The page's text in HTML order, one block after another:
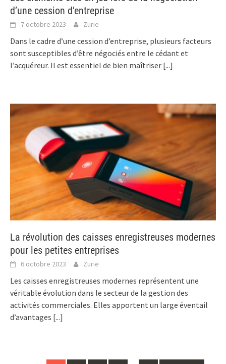
d’une cession d’entreprise
7 octobre 2023 Zurie
Dans le cadre d’une cession d’entreprise, plusieurs facteurs
sont susceptibles d’être négociés entre le cédant et
l’acquéreur. Il est essentiel de bien maîtriser [...]
La révolution des caisses enregistreuses modernes
pour les petites entreprises
6 octobre 2023 Zurie
Les caisses enregistreuses modernes représentent une
véritable évolution dans le secteur de la gestion des
activités commerciales. Elles apportent un large éventail
d’avantages [...]